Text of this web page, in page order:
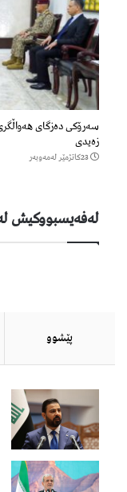
سەرۆكی دەزگای
زەیدی
23كاتژمێر لەمەوبەر
لەفەیسبووكیش
پێشوو